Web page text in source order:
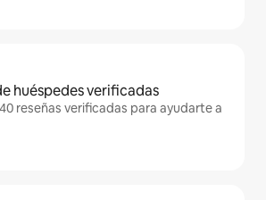
huéspedes verificadas
reseñas verificadas para ayudarte a